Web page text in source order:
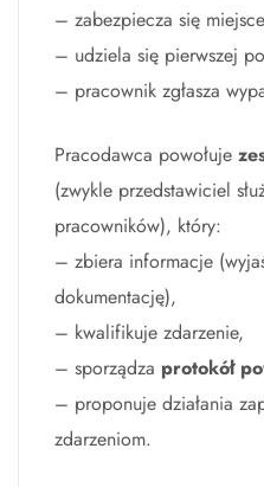
– zabezpiecza się
– udziela się pierwszej
– pracownik zgłasza
Pracodawca powołuje
(zwykle przedstawiciel
pracowników), który:
– zbiera informacje
dokumentację),
– kwalifikuje zdarzenie,
– sporządza protokół
– proponuje działania
zdarzeniom.